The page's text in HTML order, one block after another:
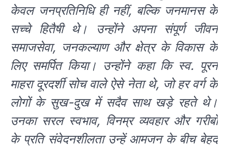
केवल जनप्रतिनिधि ही नहीं, बल्कि जनमानस के
सच्चे हितैषी थे। उन्होंने अपना संपूर्ण जीवन
समाजसेवा, जनकल्याण और क्षेत्र के विकास के
लिए समर्पित किया। उन्होंने कहा कि स्व. पूरन
माहरा दूरदर्शी सोच वाले ऐसे नेता थे, जो हर वर्ग के
लोगों के सुख-दुख में सदैव साथ खड़े रहते थे।
उनका सरल स्वभाव, विनम्र व्यवहार और गरीबों
के प्रति संवेदनशीलता उन्हें आमजन के बीच बेहद